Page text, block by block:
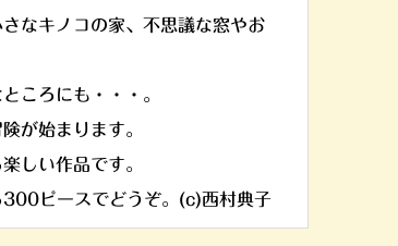
なキノコの家、不思議な窓やお
ころにも・・・。
が始まります。
しい作品です。
ピースでどうぞ。(c)西村典子